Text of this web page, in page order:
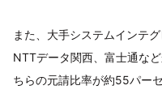
また、大手システムインテ
NTTデータ関西、富士通な
ちらの元請比率が約55パー